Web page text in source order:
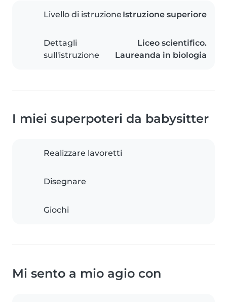
Livello di istruzione Istruzione superiore
Dettagli
sull'istruzione
Liceo scientifico.
Laureanda in biologia
I miei superpoteri da babysitter
Realizzare lavoretti
Disegnare
Giochi
Mi sento a mio agio con